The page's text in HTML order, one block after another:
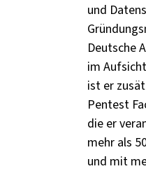
und
Deutsche
im
ist er
Pentest
die er
mehr als
und mit